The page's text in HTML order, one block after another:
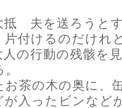
抵 夫を送ろうと
付けるのだけれ
の行動の残骸を
茶の木の奥に、
が入ったビンなど